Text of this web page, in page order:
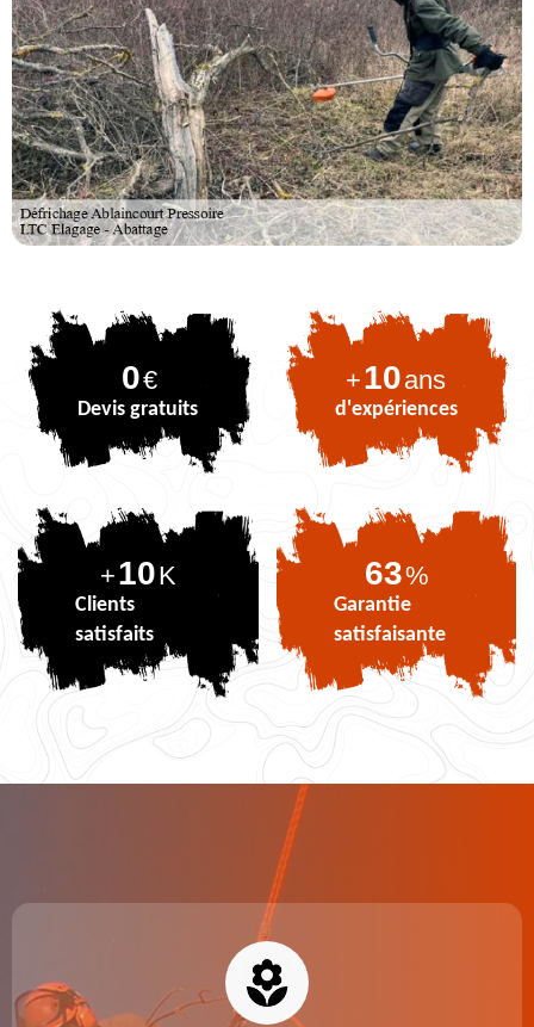
0€
Devis gratuits
+10ans
d'expériences
+10K
Clients
satisfaits
77%
Garantie
satisfaisante